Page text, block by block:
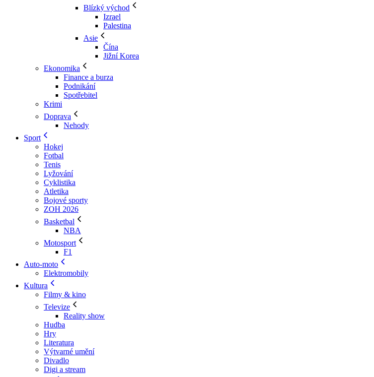
Blízký východ
Izrael
Palestina
Asie
Čína
Jižní Korea
Ekonomika
Finance a burza
Podnikání
Spotřebitel
Krimi
Doprava
Nehody
Sport
Hokej
Fotbal
Tenis
Lyžování
Cyklistika
Atletika
Bojové sporty
ZOH 2026
Basketbal
NBA
Motosport
F1
Auto-moto
Elektromobily
Kultura
Filmy & kino
Televize
Reality show
Hudba
Hry
Literatura
Výtvarné umění
Divadlo
Digi a stream